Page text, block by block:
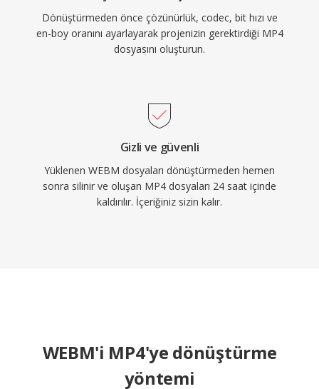
Dönüştürmeden önce çözünürlük, codec, bit hızı ve
en-boy oranını ayarlayarak projenizin gerektirdiği MP4
dosyasını oluşturun.
Gizli ve güvenli
Yüklenen WEBM dosyaları dönüştürmeden hemen
sonra silinir ve oluşan MP4 dosyaları 24 saat içinde
kaldırılır. İçeriğiniz sizin kalır.
WEBM'i MP4'ye dönüştürme
yöntemi